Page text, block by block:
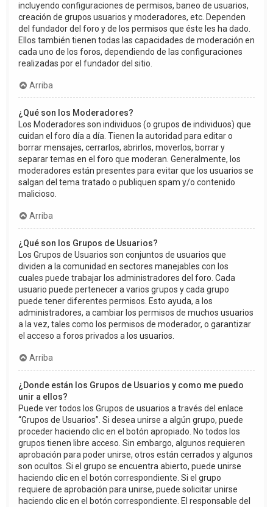
incluyendo configuraciones de permisos, baneo de usuarios,
creación de grupos usuarios y moderadores, etc. Dependen
del fundador del foro y de los permisos que éste les ha dado.
Ellos también tienen todas las capacidades de moderación en
cada uno de los foros, dependiendo de las configuraciones
realizadas por el fundador del sitio.
Arriba
¿Qué son los Moderadores?
Los Moderadores son individuos (o grupos de individuos) que
cuidan el foro día a día. Tienen la autoridad para editar o
borrar mensajes, cerrarlos, abrirlos, moverlos, borrar y
separar temas en el foro que moderan. Generalmente, los
moderadores están presentes para evitar que los usuarios se
salgan del tema tratado o publiquen spam y/o contenido
malicioso.
Arriba
¿Qué son los Grupos de Usuarios?
Los Grupos de Usuarios son conjuntos de usuarios que
dividen a la comunidad en sectores manejables con los
cuales puede trabajar los administradores del foro. Cada
usuario puede pertenecer a varios grupos y cada grupo
puede tener diferentes permisos. Esto ayuda, a los
administradores, a cambiar los permisos de muchos usuarios
a la vez, tales como los permisos de moderador, o garantizar
el acceso a foros privados a los usuarios.
Arriba
¿Donde están los Grupos de Usuarios y como me puedo
unir a ellos?
Puede ver todos los Grupos de usuarios a través del enlace
“Grupos de Usuarios”. Si desea unirse a algún grupo, puede
proceder haciendo clic en el botón apropiado. No todos los
grupos tienen libre acceso. Sin embargo, algunos requieren
aprobación para poder unirse, otros están cerrados y algunos
son ocultos. Si el grupo se encuentra abierto, puede unirse
haciendo clic en el botón correspondiente. Si el grupo
requiere de aprobación para unirse, puede solicitar unirse
haciendo clic en el botón correspondiente. El responsable del